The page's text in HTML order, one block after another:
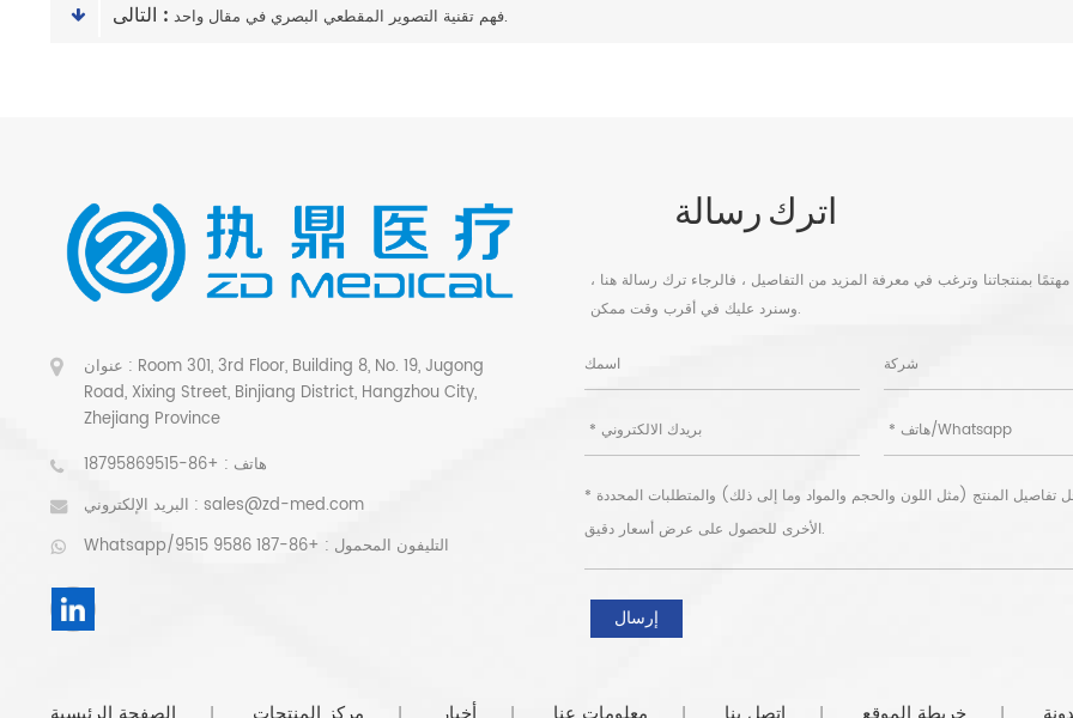
التالى : فهم تقنية التصوير المقطعي البصري في مقال واحد.
عنوان : Room 301, 3rd Floor, Building 8, No. 19, Jugong
Road, Xixing Street, Binjiang District, Hangzhou City,
Zhejiang Province
هاتف : +86-18795869515
البريد الإلكتروني : sales@zd-med.com
Whatsapp/التليفون المحمول : +86-187 9586 9515
اترك رسالة
بمنتجاتنا وترغب في معرفة المزيد من التفاصيل ، فالرجاء ترك رسالة هنا ،
وسنرد عليك في أقرب وقت ممكن.